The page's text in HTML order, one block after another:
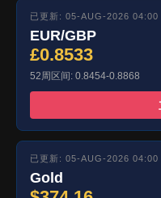
已更新: 05-AUG-2026 04:00
EUR/GBP
£0.8533
52周区间: 0.8454-0.8868
已更新: 05-AUG-2026 04:00
Gold